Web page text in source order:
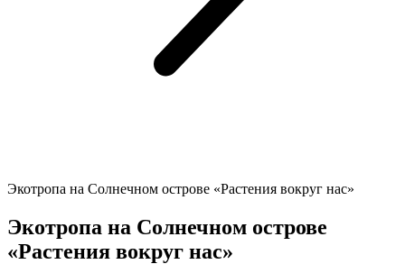
Экотропа на Солнечном острове «Растения вокруг нас»
Экотропа на Солнечном острове
«Растения вокруг нас»